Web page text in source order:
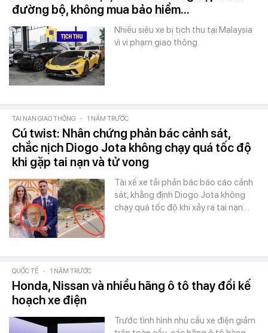
đường bộ, không mua bảo hiểm...
Nhiều siêu xe bị tịch thu tại Malaysia
vì vi phạm giao thông.
TAI NẠN GIAO THÔNG - 1 NĂM TRƯỚC
Cú twist: Nhân chứng phản bác cảnh sát,
chắc nịch Diogo Jota không chạy quá tốc độ
khi gặp tai nạn và tử vong
Tài xế xe tải phản bác báo cáo cảnh
sát, khẳng định Diogo Jota không
chạy quá tốc độ khi xảy ra tai nạn…
QUỐC TẾ - 1 NĂM TRƯỚC
Honda, Nissan và nhiều hãng ô tô thay đổi kế
hoạch xe điện
Trước tình hình nhu cầu xe điện giảm